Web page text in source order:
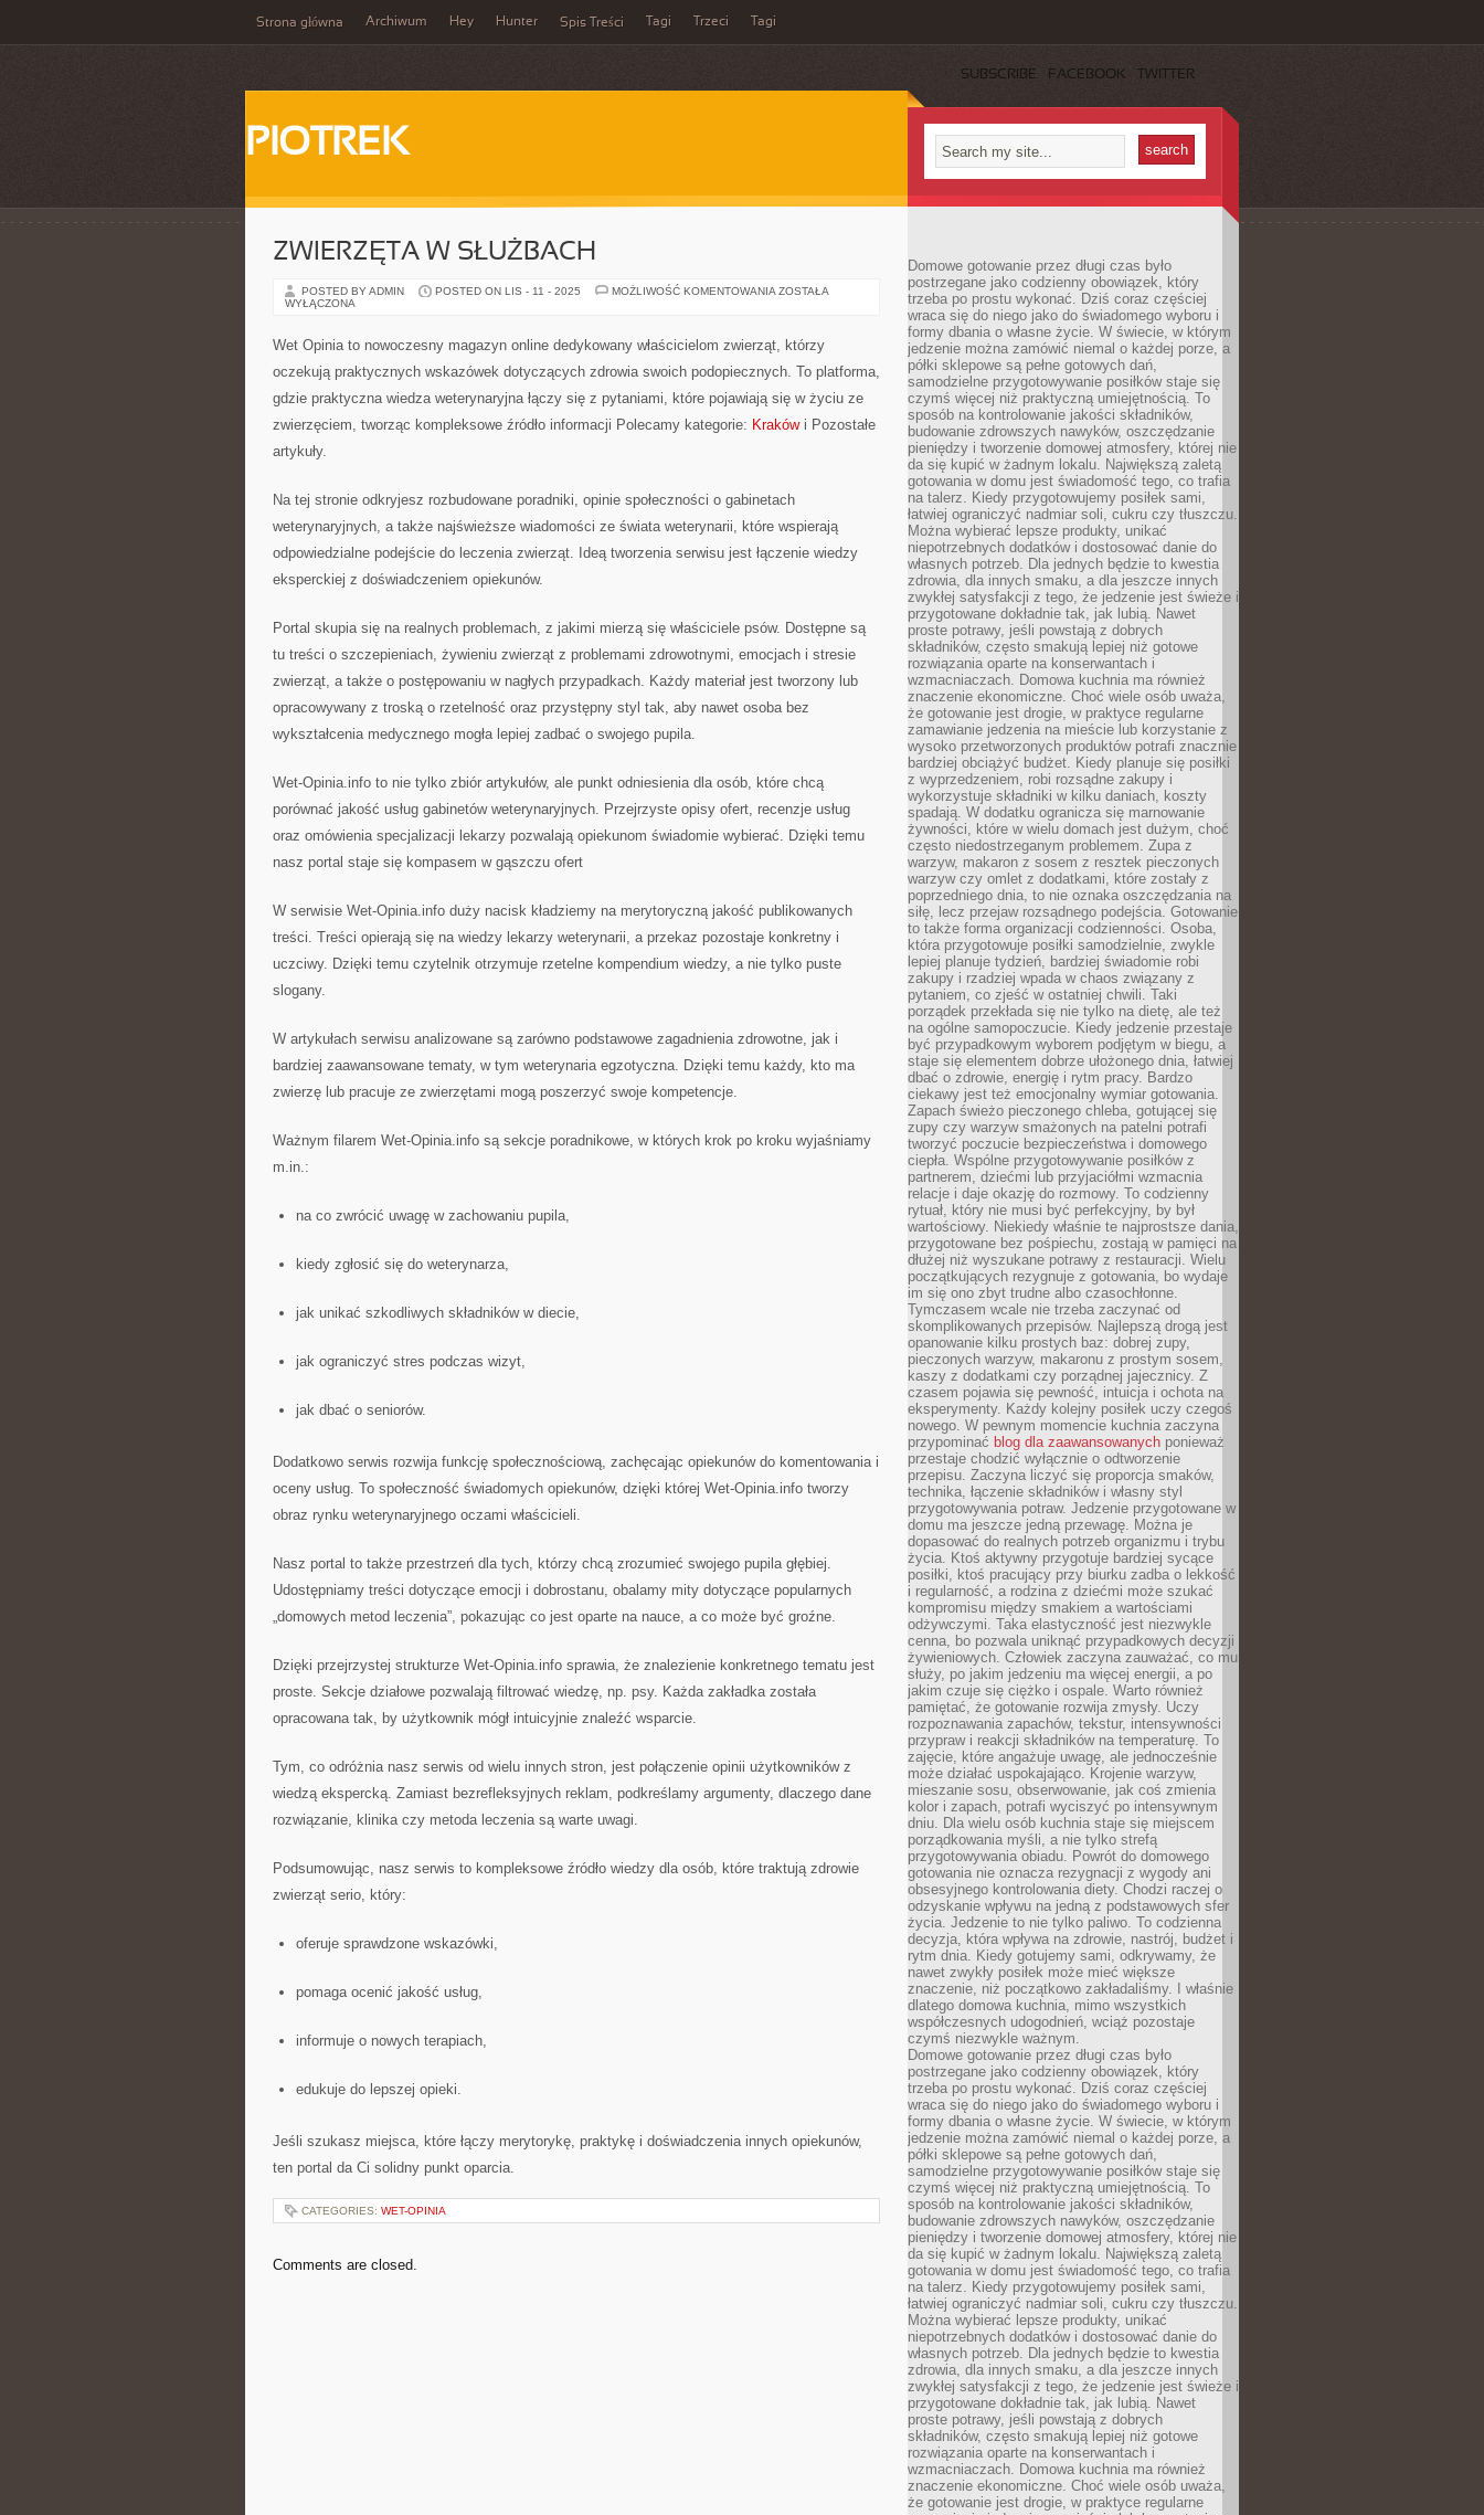
Strona główna Archiwum Hey Hunter Spis Treści Tagi Trzeci Tagi
SUBSCRIBE FACEBOOK TWITTER
PIOTREK
ZWIERZĘTA W SŁUŻBACH
POSTED BY ADMIN POSTED ON LIS - 11 - 2025 MOŻLIWOŚĆ KOMENTOWANIA ZWIERZĘTA
ZOSTAŁA
WYŁĄCZONA
Wet Opinia to nowoczesny magazyn online dedykowany właścicielom zwierząt, którzy
oczekują praktycznych wskazówek dotyczących zdrowia swoich podopiecznych. To platforma,
gdzie praktyczna wiedza weterynaryjna łączy się z pytaniami, które pojawiają się w życiu ze
zwierzęciem, tworząc kompleksowe źródło informacji Polecamy kategorie: Krakówi Pozostałe
artykuły.
Na tej stronie odkryjesz rozbudowane poradniki, opinie społeczności o gabinetach
weterynaryjnych, a także najświeższe wiadomości ze świata weterynarii, które wspierają
odpowiedzialne podejście do leczenia zwierząt. Ideą tworzenia serwisu jest łączenie wiedzy
eksperckiej z doświadczeniem opiekunów.
Portal skupia się na realnych problemach, z jakimi mierzą się właściciele psów. Dostępne są
tu treści o szczepieniach, żywieniu zwierząt z problemami zdrowotnymi, emocjach i stresie
zwierząt, a także o postępowaniu w nagłych przypadkach. Każdy materiał jest tworzony lub
opracowywany z troską o rzetelność oraz przystępny styl tak, aby nawet osoba bez
wykształcenia medycznego mogła lepiej zadbać o swojego pupila.
Wet-Opinia.info to nie tylko zbiór artykułów, ale punkt odniesienia dla osób, które chcą
porównać jakość usług gabinetów weterynaryjnych. Przejrzyste opisy ofert, recenzje usług
oraz omówienia specjalizacji lekarzy pozwalają opiekunom świadomie wybierać. Dzięki temu
nasz portal staje się kompasem w gąszczu ofert
W serwisie Wet-Opinia.info duży nacisk kładziemy na merytoryczną jakość publikowanych
treści. Treści opierają się na wiedzy lekarzy weterynarii, a przekaz pozostaje konkretny i
uczciwy. Dzięki temu czytelnik otrzymuje rzetelne kompendium wiedzy, a nie tylko puste
slogany.
W artykułach serwisu analizowane są zarówno podstawowe zagadnienia zdrowotne, jak i
bardziej zaawansowane tematy, w tym weterynaria egzotyczna. Dzięki temu każdy, kto ma
zwierzę lub pracuje ze zwierzętami mogą poszerzyć swoje kompetencje.
Ważnym filarem Wet-Opinia.info są sekcje poradnikowe, w których krok po kroku wyjaśniamy
m.in.:
na co zwrócić uwagę w zachowaniu pupila,
kiedy zgłosić się do weterynarza,
jak unikać szkodliwych składników w diecie,
jak ograniczyć stres podczas wizyt,
jak dbać o seniorów.
Dodatkowo serwis rozwija funkcję społecznościową, zachęcając opiekunów do komentowania i
oceny usług. To społeczność świadomych opiekunów, dzięki której Wet-Opinia.info tworzy
obraz rynku weterynaryjnego oczami właścicieli.
Nasz portal to także przestrzeń dla tych, którzy chcą zrozumieć swojego pupila głębiej.
Udostępniamy treści dotyczące emocji i dobrostanu, obalamy mity dotyczące popularnych
„domowych metod leczenia”, pokazując co jest oparte na nauce, a co może być groźne.
Dzięki przejrzystej strukturze Wet-Opinia.info sprawia, że znalezienie konkretnego tematu jest
proste. Sekcje działowe pozwalają filtrować wiedzę, np. psy. Każda zakładka została
opracowana tak, by użytkownik mógł intuicyjnie znaleźć wsparcie.
Tym, co odróżnia nasz serwis od wielu innych stron, jest połączenie opinii użytkowników z
wiedzą ekspercką. Zamiast bezrefleksyjnych reklam, podkreślamy argumenty, dlaczego dane
rozwiązanie, klinika czy metoda leczenia są warte uwagi.
Podsumowując, nasz serwis to kompleksowe źródło wiedzy dla osób, które traktują zdrowie
zwierząt serio, który:
oferuje sprawdzone wskazówki,
pomaga ocenić jakość usług,
informuje o nowych terapiach,
edukuje do lepszej opieki.
Jeśli szukasz miejsca, które łączy merytorykę, praktykę i doświadczenia innych opiekunów,
ten portal da Ci solidny punkt oparcia.
CATEGORIES: WET-OPINIA
Comments are closed.
Domowe gotowanie przez długi czas było
postrzegane jako codzienny obowiązek, który
trzeba po prostu wykonać. Dziś coraz częściej
wraca się do niego jako do świadomego wyboru i
formy dbania o własne życie. W świecie, w którym
jedzenie można zamówić niemal o każdej porze, a
półki sklepowe są pełne gotowych dań,
samodzielne przygotowywanie posiłków staje się
czymś więcej niż praktyczną umiejętnością. To
sposób na kontrolowanie jakości składników,
budowanie zdrowszych nawyków, oszczędzanie
pieniędzy i tworzenie domowej atmosfery, której nie
da się kupić w żadnym lokalu. Największą zaletą
gotowania w domu jest świadomość tego, co trafia
na talerz. Kiedy przygotowujemy posiłek sami,
łatwiej ograniczyć nadmiar soli, cukru czy tłuszczu.
Można wybierać lepsze produkty, unikać
niepotrzebnych dodatków i dostosować danie do
własnych potrzeb. Dla jednych będzie to kwestia
zdrowia, dla innych smaku, a dla jeszcze innych
zwykłej satysfakcji z tego, że jedzenie jest świeże i
przygotowane dokładnie tak, jak lubią. Nawet
proste potrawy, jeśli powstają z dobrych
składników, często smakują lepiej niż gotowe
rozwiązania oparte na konserwantach i
wzmacniaczach. Domowa kuchnia ma również
znaczenie ekonomiczne. Choć wiele osób uważa,
że gotowanie jest drogie, w praktyce regularne
zamawianie jedzenia na mieście lub korzystanie z
wysoko przetworzonych produktów potrafi znacznie
bardziej obciążyć budżet. Kiedy planuje się posiłki
z wyprzedzeniem, robi rozsądne zakupy i
wykorzystuje składniki w kilku daniach, koszty
spadają. W dodatku ogranicza się marnowanie
żywności, które w wielu domach jest dużym, choć
często niedostrzeganym problemem. Zupa z
warzyw, makaron z sosem z resztek pieczonych
warzyw czy omlet z dodatkami, które zostały z
poprzedniego dnia, to nie oznaka oszczędzania na
siłę, lecz przejaw rozsądnego podejścia. Gotowanie
to także forma organizacji codzienności. Osoba,
która przygotowuje posiłki samodzielnie, zwykle
lepiej planuje tydzień, bardziej świadomie robi
zakupy i rzadziej wpada w chaos związany z
pytaniem, co zjeść w ostatniej chwili. Taki
porządek przekłada się nie tylko na dietę, ale też
na ogólne samopoczucie. Kiedy jedzenie przestaje
być przypadkowym wyborem podjętym w biegu, a
staje się elementem dobrze ułożonego dnia, łatwiej
dbać o zdrowie, energię i rytm pracy. Bardzo
ciekawy jest też emocjonalny wymiar gotowania.
Zapach świeżo pieczonego chleba, gotującej się
zupy czy warzyw smażonych na patelni potrafi
tworzyć poczucie bezpieczeństwa i domowego
ciepła. Wspólne przygotowywanie posiłków z
partnerem, dziećmi lub przyjaciółmi wzmacnia
relacje i daje okazję do rozmowy. To codzienny
rytuał, który nie musi być perfekcyjny, by był
wartościowy. Niekiedy właśnie te najprostsze dania,
przygotowane bez pośpiechu, zostają w pamięci na
dłużej niż wyszukane potrawy z restauracji. Wielu
początkujących rezygnuje z gotowania, bo wydaje
im się ono zbyt trudne albo czasochłonne.
Tymczasem wcale nie trzeba zaczynać od
skomplikowanych przepisów. Najlepszą drogą jest
opanowanie kilku prostych baz: dobrej zupy,
pieczonych warzyw, makaronu z prostym sosem,
kaszy z dodatkami czy porządnej jajecznicy. Z
czasem pojawia się pewność, intuicja i ochota na
eksperymenty. Każdy kolejny posiłek uczy czegoś
nowego. W pewnym momencie kuchnia zaczyna
przypominać blog dla zaawansowanych ponieważ
przestaje chodzić wyłącznie o odtworzenie
przepisu. Zaczyna liczyć się proporcja smaków,
technika, łączenie składników i własny styl
przygotowywania potraw. Jedzenie przygotowane w
domu ma jeszcze jedną przewagę. Można je
dopasować do realnych potrzeb organizmu i trybu
życia. Ktoś aktywny przygotuje bardziej sycące
posiłki, ktoś pracujący przy biurku zadba o lekkość
i regularność, a rodzina z dziećmi może szukać
kompromisu między smakiem a wartościami
odżywczymi. Taka elastyczność jest niezwykle
cenna, bo pozwala uniknąć przypadkowych decyzji
żywieniowych. Człowiek zaczyna zauważać, co mu
służy, po jakim jedzeniu ma więcej energii, a po
jakim czuje się ciężko i ospale. Warto również
pamiętać, że gotowanie rozwija zmysły. Uczy
rozpoznawania zapachów, tekstur, intensywności
przypraw i reakcji składników na temperaturę. To
zajęcie, które angażuje uwagę, ale jednocześnie
może działać uspokajająco. Krojenie warzyw,
mieszanie sosu, obserwowanie, jak coś zmienia
kolor i zapach, potrafi wyciszyć po intensywnym
dniu. Dla wielu osób kuchnia staje się miejscem
porządkowania myśli, a nie tylko strefą
przygotowywania obiadu. Powrót do domowego
gotowania nie oznacza rezygnacji z wygody ani
obsesyjnego kontrolowania diety. Chodzi raczej o
odzyskanie wpływu na jedną z podstawowych sfer
życia. Jedzenie to nie tylko paliwo. To codzienna
decyzja, która wpływa na zdrowie, nastrój, budżet i
rytm dnia. Kiedy gotujemy sami, odkrywamy, że
nawet zwykły posiłek może mieć większe
znaczenie, niż początkowo zakładaliśmy. I właśnie
dlatego domowa kuchnia, mimo wszystkich
współczesnych udogodnień, wciąż pozostaje
czymś niezwykle ważnym.
Domowe gotowanie przez długi czas było
postrzegane jako codzienny obowiązek, który
trzeba po prostu wykonać. Dziś coraz częściej
wraca się do niego jako do świadomego wyboru i
formy dbania o własne życie. W świecie, w którym
jedzenie można zamówić niemal o każdej porze, a
półki sklepowe są pełne gotowych dań,
samodzielne przygotowywanie posiłków staje się
czymś więcej niż praktyczną umiejętnością. To
sposób na kontrolowanie jakości składników,
budowanie zdrowszych nawyków, oszczędzanie
pieniędzy i tworzenie domowej atmosfery, której nie
da się kupić w żadnym lokalu. Największą zaletą
gotowania w domu jest świadomość tego, co trafia
na talerz. Kiedy przygotowujemy posiłek sami,
łatwiej ograniczyć nadmiar soli, cukru czy tłuszczu.
Można wybierać lepsze produkty, unikać
niepotrzebnych dodatków i dostosować danie do
własnych potrzeb. Dla jednych będzie to kwestia
zdrowia, dla innych smaku, a dla jeszcze innych
zwykłej satysfakcji z tego, że jedzenie jest świeże i
przygotowane dokładnie tak, jak lubią. Nawet
proste potrawy, jeśli powstają z dobrych
składników, często smakują lepiej niż gotowe
rozwiązania oparte na konserwantach i
wzmacniaczach. Domowa kuchnia ma również
znaczenie ekonomiczne. Choć wiele osób uważa,
że gotowanie jest drogie, w praktyce regularne